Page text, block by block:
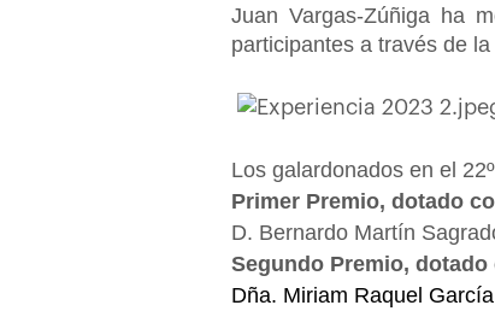
Juan Vargas-Zúñiga ha
participantes a través de la
Los galardonados en el
Primer Premio, dotado
D. Bernardo Martín
Segundo Premio, dotado
Dña. Miriam Raquel